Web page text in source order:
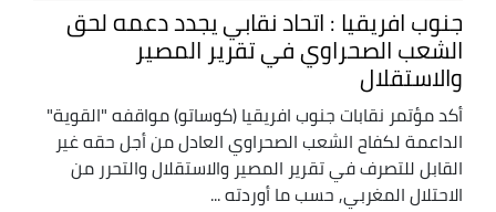
جنوب افريقيا : اتحاد نقابي يجدد دعمه لحق
الشعب الصحراوي في تقرير المصير
والاستقلال
أكد مؤتمر نقابات جنوب افريقيا (كوساتو) مواقفه "القوية"
الداعمة لكفاح الشعب الصحراوي العادل من أجل حقه غير
القابل للتصرف في تقرير المصير والاستقلال والتحرر من
الاحتلال المغربي, حسب ما أوردته ...